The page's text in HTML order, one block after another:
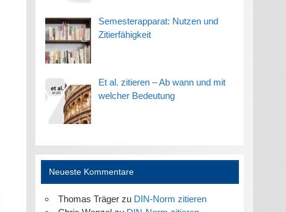
Semesterapparat: Nutzen und
Zitierfähigkeit
Et al. zitieren – Ab wann und mit
welcher Bedeutung
Neueste Kommentare
Thomas Trägerzu DIN-Norm zitieren